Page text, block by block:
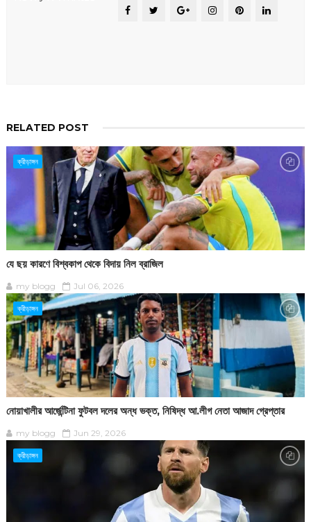
RELATED POST
ক্রীড়াঙ্গন
যে ছয় কারণে বিশ্বকাপ থেকে বিদায় নিল ব্রাজিল
my blogg Jul 06, 2026
ক্রীড়াঙ্গন
নোয়াখালীর আর্জেন্টিনা ফুটবল দলের অন্ধ ভক্ত, নিষিদ্ধ আ.লীগ নেতা আজাদ গ্রেপ্তার
my blogg Jun 29, 2026
ক্রীড়াঙ্গন